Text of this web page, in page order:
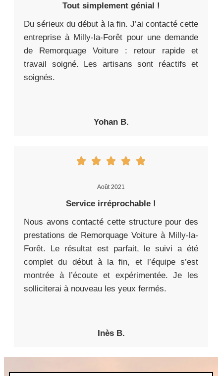
Tout simplement génial !
Du sérieux du début à la fin. J’ai contacté cette
entreprise à Milly-la-Forêt pour une demande
de Remorquage Voiture : retour rapide et
travail soigné. Les artisans sont réactifs et
soignés.
Yohan B.
Août 2021
Service irréprochable !
Nous avons contacté cette structure pour des
prestations de Remorquage Voiture à Milly-la-
Forêt. Le résultat est parfait, le suivi a été
complet du début à la fin, et l’équipe s’est
montrée à l’écoute et expérimentée. Je les
solliciterai à nouveau les yeux fermés.
Inès B.